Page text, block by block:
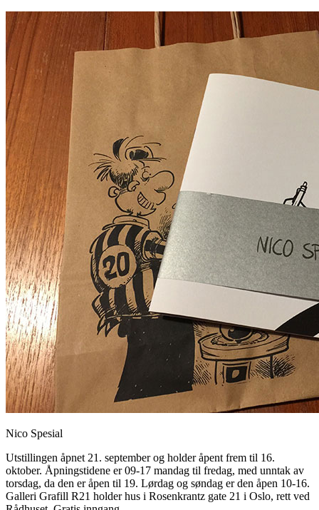
Nico Spesial
Utstillingen åpnet 21. september og holder åpent frem til 16.
oktober. Åpningstidene er 09-17 mandag til fredag, med unntak av
torsdag, da den er åpen til 19. Lørdag og søndag er den åpen 10-16.
Galleri Grafill R21 holder hus i Rosenkrantz gate 21 i Oslo, rett ved